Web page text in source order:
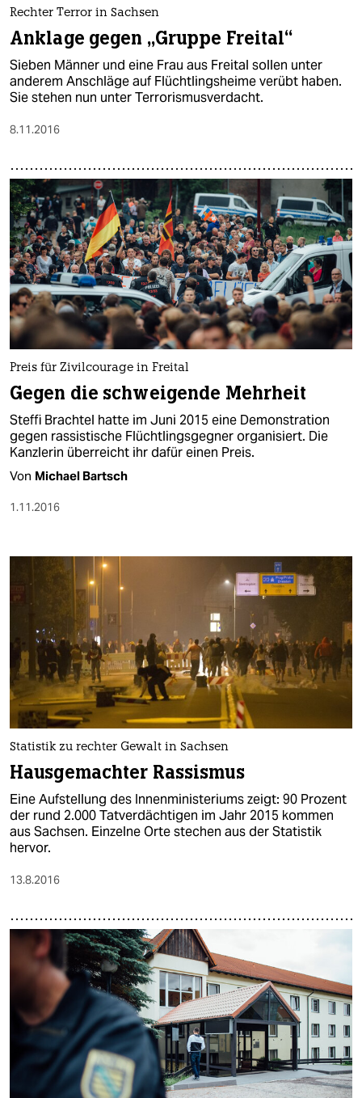
Rechter Terror in Sachsen
Anklage gegen „Gruppe Freital“
Sieben Männer und eine Frau aus Freital sollen unter
anderem Anschläge auf Flüchtlingsheime verübt haben.
Sie stehen nun unter Terrorismusverdacht.
8.11.2016
Preis für Zivilcourage in Freital
Gegen die schweigende Mehrheit
Steffi Brachtel hatte im Juni 2015 eine Demonstration
gegen rassistische Flüchtlingsgegner organisiert. Die
Kanzlerin überreicht ihr dafür einen Preis.
Von Michael Bartsch
1.11.2016
Statistik zu rechter Gewalt in Sachsen
Hausgemachter Rassismus
Eine Aufstellung des Innenministeriums zeigt: 90 Prozent
der rund 2.000 Tatverdächtigen im Jahr 2015 kommen
aus Sachsen. Einzelne Orte stechen aus der Statistik
hervor.
13.8.2016